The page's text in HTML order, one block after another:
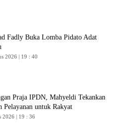
Fadly Buka Lomba Pidato Adat
2026 | 19 : 40
Praja IPDN, Mahyeldi Tekankan
Pelayanan untuk Rakyat
2026 | 19 : 36